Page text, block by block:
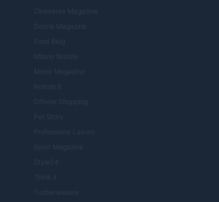
Cineverse Magazine
Donne Magazine
Food Blog
Milano Notizie
Motor Magazine
Notizie.it
Offerte Shopping
Pet Story
Professione Lavoro
Sport Magazine
Style24
Think.it
Tuobenessere